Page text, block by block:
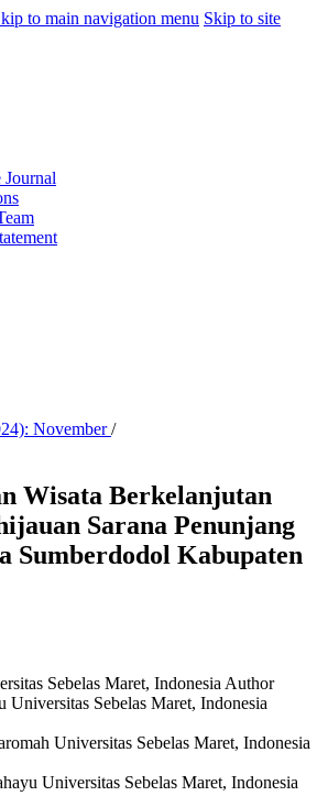
to main navigation menu Skip to site
Journal
November/
Wisata Berkelanjutan
Sarana Penunjang
Sumberdodol Kabupaten
Sebelas Maret, Indonesia Author
Universitas Sebelas Maret, Indonesia
Universitas Sebelas Maret, Indonesia
Universitas Sebelas Maret, Indonesia